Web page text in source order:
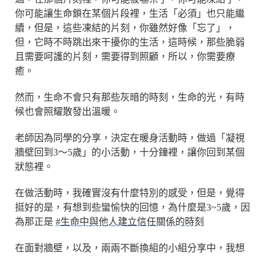
你可能讓生命鎖在某個片段裡，生活「必須」也只能繼
續，但是，這些凍結的片刻，你雖然好像「忘了」，
但，它時不時跳出來干擾你的生活，這時候，那些脆弱
且需要呵護的片刻，需要得到照顧，所以，你需要療
癒。
然而，生命不會只有那些灰暗的時刻，生命的光，有時
候也會照耀散發出溫暖。
老師因為同學的分享，決定在暖身活動時，做過「凝視
牆壁回到3～5歲」的小活動，十分鐘裡，讓你回到某個
狀態裡。
在做活動時，我確實沒有什麼特別的感受，但是，覺得
挺好的是，有想到些蠻愉快的回憶，為什麼是3~5歲，因
為那正是 #生命中與他人建立信任關係的時刻
在面對牆壁，以及，兩兩不斷換組的小組分享中，我想